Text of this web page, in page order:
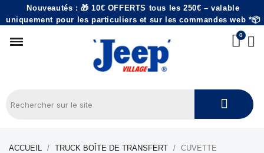
Nouveautés : 🎁 10€ OFFERTS tous les 250€ – valable
uniquement pour les particuliers et sur les commandes web *📦
ACCUEIL TRUCK BOÎTE DE TRANSFERT
CUVETTE